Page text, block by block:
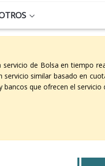
de Bolsa en tiempo
similar basado en
bancos que ofrecen el